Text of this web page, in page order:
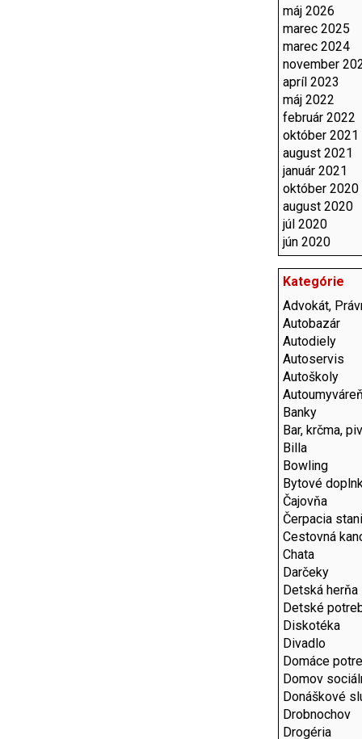
máj 2026
marec 2025
marec 2024
november
apríl 2023
máj 2022
február 2022
október 2021
august 2021
január 2021
október 2020
august 2020
júl 2020
jún 2020
Kategórie
Advokát,
Autobazár
Autodiely
Autoservis
Autoškoly
Banky
Bar, krčma,
Billa
Bowling
Bytové
Čajovňa
Čerpacia
Cestovná
Chata
Darčeky
Detská herňa
Detské
Diskotéka
Divadlo
Domáce
Domov
Donáškové
Drobnochov
Drogéria